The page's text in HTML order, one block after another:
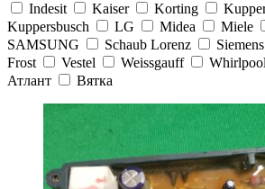
Indesit
Kaiser Korting
Kuppersbusch
LG Midea Miele
SAMSUNG
Schaub Lorenz Siemens
Frost
Vestel Weissgauff Whirlpool
Атлант
Вятка